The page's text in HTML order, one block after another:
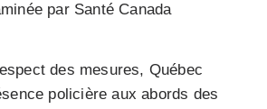
par Santé Canada
des mesures, Québec
policière aux abords des